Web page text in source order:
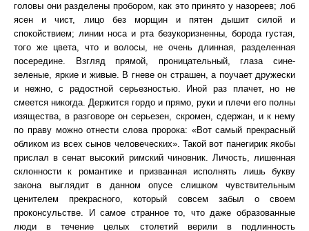
головы они разделены пробором, как это принято у назореев; лоб
ясен и чист, лицо без морщин и пятен дышит силой и
спокойствием; линии носа и рта безукоризненны, борода густая,
того же цвета, что и волосы, не очень длинная, разделенная
посередине. Взгляд прямой, проницательный, глаза сине-
зеленые, яркие и живые. В гневе он страшен, а поучает дружески
и нежно, с радостной серьезностью. Иной раз плачет, но не
смеется никогда. Держится гордо и прямо, руки и плечи его полны
изящества, в разговоре он серьезен, скромен, сдержан, и к нему
по праву можно отнести слова пророка: «Вот самый прекрасный
обликом из всех сынов человеческих». Такой вот панегирик якобы
прислал в сенат высокий римский чиновник. Личость, лишенная
склонности к романтике и призванная исполнять лишь букву
закона выглядит в данном опусе слишком чувствительным
ценителем прекрасного, который совсем забыл о своем
проконсульстве. И самое странное то, что даже образованные
люди в течение целых столетий верили в подлинность